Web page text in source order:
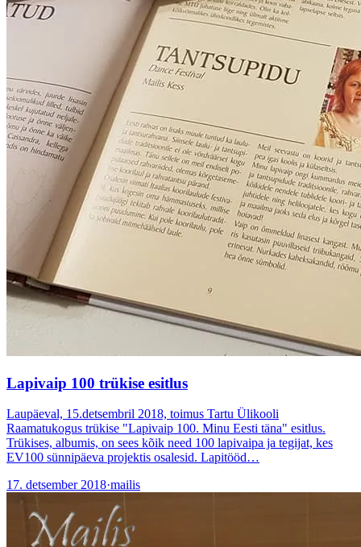
Lapivaip 100 trükise esitlus
Laupäeval, 15.detsembril 2018, toimus Tartu Ülikooli
Raamatukogus trükise "Lapivaip 100. Minu Eesti täna" esitlus.
Trükises, albumis, on sees kõik need 100 lapivaipa ja tegijat, kes
EV100 sünnipäeva projektis osalesid. Lapitööd…
17. detsember 2018·mailis